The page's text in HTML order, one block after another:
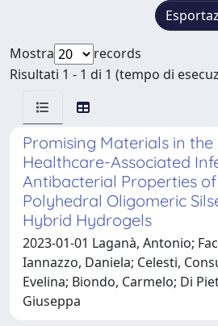
Mostra
records
Risultati 1 - 1 di 1 (tempo di
Promising Materials in
Healthcare-Associated
Antibacterial Properties
Polyhedral Oligomeric
Hybrid Hydrogels
2023-01-01 Laganà, Antonio;
Iannazzo, Daniela; Celesti,
Evelina; Biondo, Carmelo; Di
Giuseppa